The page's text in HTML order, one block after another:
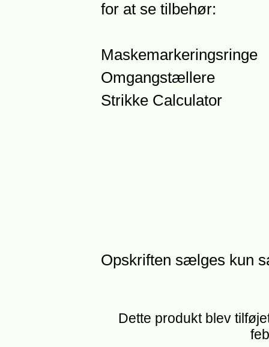
for at se tilbehør:
Maskemarkeringsringe
Omgangstællere
Strikke Calculator
Opskriften sælges kun
Dette produkt blev